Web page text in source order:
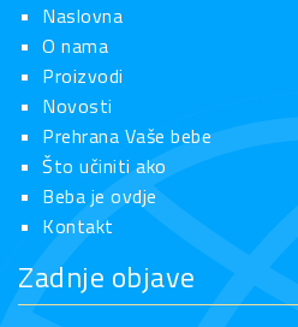
Naslovna
O nama
Proizvodi
Novosti
Prehrana Vaše bebe
Što učiniti ako
Beba je ovdje
Kontakt
Zadnje objave